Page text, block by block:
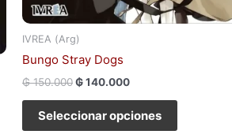
IVREA (Arg)
Bungo Stray Dogs
₲150.000₲140.000
Seleccionar opciones